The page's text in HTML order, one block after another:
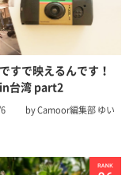
すで映えるんです！
台湾 part2
by Camoor編集部 ゆい